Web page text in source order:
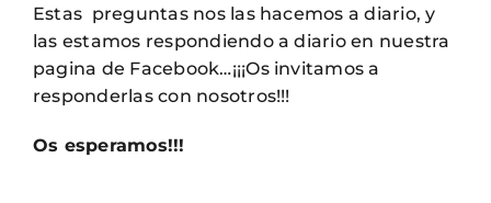
Estas preguntas nos las hacemos a diario, y
las estamos respondiendo a diario en nuestra
pagina de Facebook…¡¡¡Os invitamos a
responderlas con nosotros!!!
Os esperamos!!!